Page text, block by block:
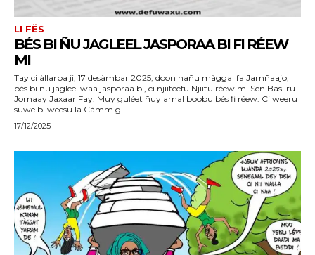
LI FËS
BÉS BI ÑU JAGLEEL JASPORAA BI FI RÉEW
MI
Tay ci àllarba ji, 17 desàmbar 2025, doon nañu màggal fa Jamñaajo,
bés bi ñu jagleel waa jasporaa bi, ci njiiteefu Njiitu réew mi Sëñ Basiiru
Jomaay Jaxaar Fay. Muy guléet ñuy amal boobu bés fi réew. Ci weeru
suwe bi weesu la Càmm gi...
17/12/2025